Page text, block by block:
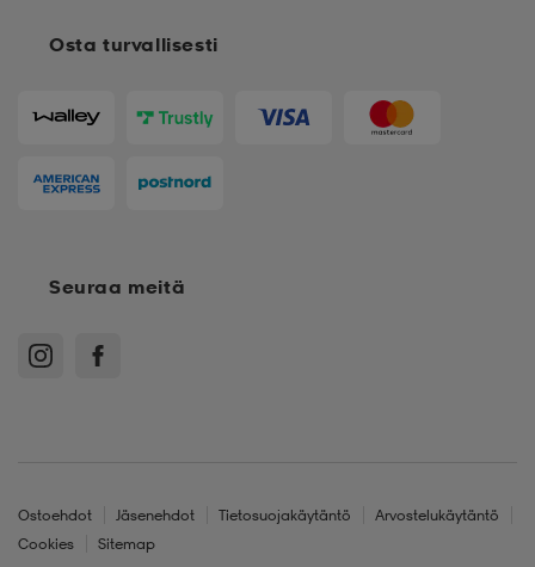
Osta turvallisesti
Seuraa meitä
Ostoehdot Jäsenehdot Tietosuojakäytäntö
Arvostelukäytäntö
Cookies
Sitemap